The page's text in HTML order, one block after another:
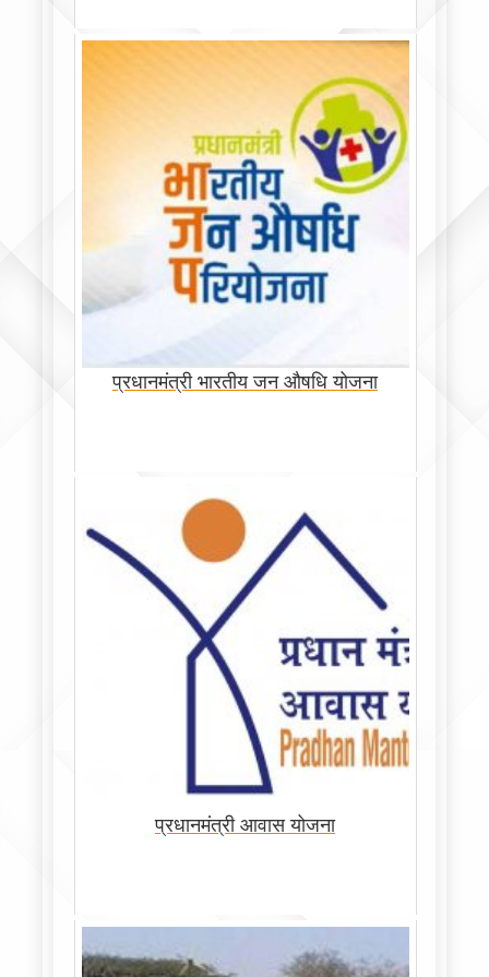
‪प्रधानमंत्री भारतीय जन औषधि योजना
प्रधानमंत्री आवास योजना